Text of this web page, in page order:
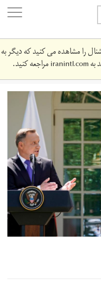
را مشاهده می کنید که دیگر به
iranintl.comمراجعه کنید.